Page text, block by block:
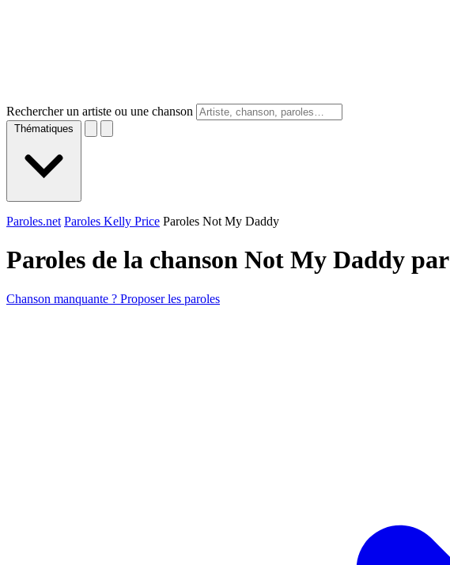
Rechercher un artiste ou une chanson
Thématiques
Paroles.net Paroles Kelly Price Paroles Not My Daddy
Paroles de la chanson Not My Daddy par
Chanson manquante ? Proposer les paroles